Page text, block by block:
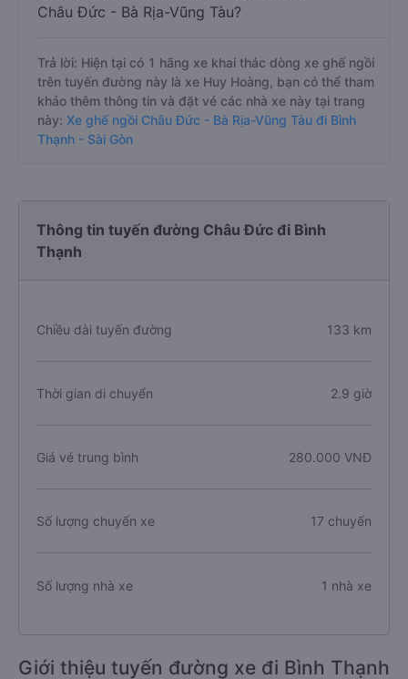
Châu Đức - Bà Rịa-Vũng Tàu?
Trả lời: Hiện tại có 1 hãng xe khai thác dòng xe ghế ngồi
trên tuyến đường này là xe Huy Hoàng, bạn có thể tham
khảo thêm thông tin và đặt vé các nhà xe này tại trang
này: Xe ghế ngồi Châu Đức - Bà Rịa-Vũng Tàu đi Bình
Thạnh - Sài Gòn
Thông tin tuyến đường Châu Đức đi Bình
Thạnh
Chiều dài tuyến đường 133 km
Thời gian di chuyển 2.9 giờ
Giá vé trung bình 280.000 VNĐ
Số lượng chuyến xe 17 chuyến
Số lượng nhà xe 1 nhà xe
Giới thiệu tuyến đường xe đi Bình Thạnh